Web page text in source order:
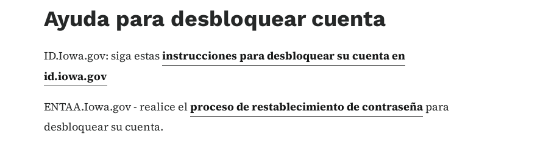
Ayuda para desbloquear cuenta
ID.Iowa.gov: siga estasinstrucciones para desbloquear su cuenta en
id.iowa.gov
ENTAA.Iowa.gov - realice elproceso de restablecimiento de contraseñapara
desbloquear su cuenta.